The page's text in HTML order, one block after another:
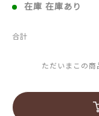
在庫 在庫あり
合計
ただいまこの商